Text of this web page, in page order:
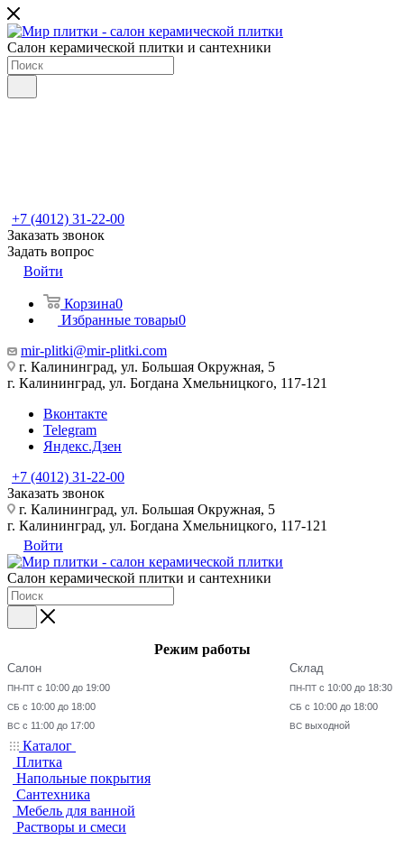
Салон керамической плитки и сантехники
+7 (4012) 31-22-00
Заказать звонок
Задать вопрос
Войти
Корзина0
Избранные товары0
mir-plitki@mir-plitki.com
г. Калининград, ул. Большая Окружная, 5
г. Калининград, ул. Богдана Хмельницкого, 117-121
Вконтакте
Telegram
Яндекс.Дзен
+7 (4012) 31-22-00
Заказать звонок
г. Калининград, ул. Большая Окружная, 5
г. Калининград, ул. Богдана Хмельницкого, 117-121
Войти
Салон керамической плитки и сантехники
Режим работы
Салон
ПН-ПТ с 10:00 до 19:00
СБ с 10:00 до 18:00
ВС с 11:00 до 17:00
Склад
ПН-ПТ с 10:00 до 18:30
СБ с 10:00 до 18:00
ВС выходной
Каталог
Плитка
Напольные покрытия
Сантехника
Мебель для ванной
Растворы и смеси